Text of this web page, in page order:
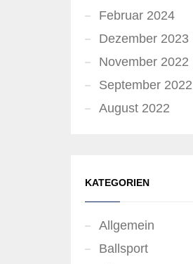
Februar 2024
Dezember 2023
November 2022
September 2022
August 2022
KATEGORIEN
Allgemein
Ballsport